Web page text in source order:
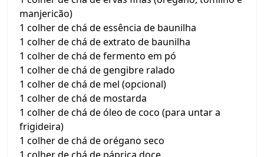
manjericão)
1 colher de chá de essência de baunilha
1 colher de chá de extrato de baunilha
1 colher de chá de fermento em pó
1 colher de chá de gengibre ralado
1 colher de chá de mel (opcional)
1 colher de chá de mostarda
1 colher de chá de óleo de coco (para untar a
frigideira)
1 colher de chá de orégano seco